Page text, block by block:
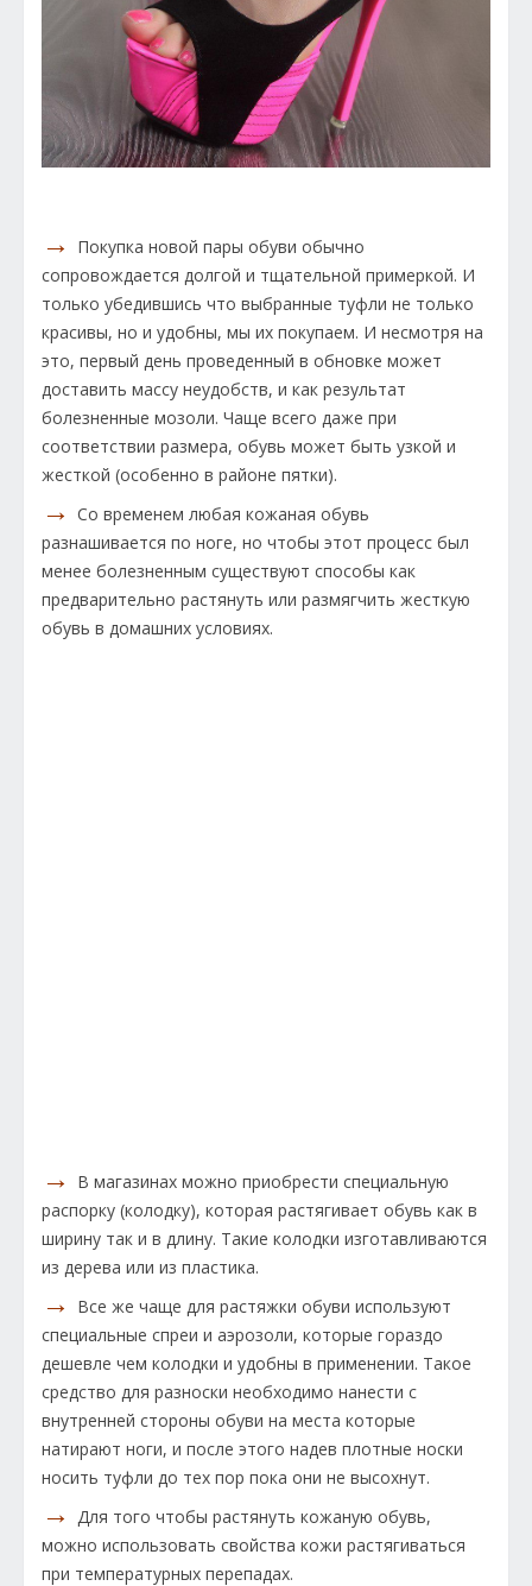
→
Покупка новой пары обуви обычно
сопровождается долгой и тщательной примеркой. И
только убедившись что выбранные туфли не только
красивы, но и удобны, мы их покупаем. И несмотря на
это, первый день проведенный в обновке может
доставить массу неудобств, и как результат
болезненные мозоли. Чаще всего даже при
соответствии размера, обувь может быть узкой и
жесткой (особенно в районе пятки).
→ Со временем любая кожаная обувь
разнашивается по ноге, но чтобы этот процесс был
менее болезненным существуют способы как
предварительно растянуть или размягчить жесткую
обувь в домашних условиях.
→
В магазинах можно приобрести специальную
распорку (колодку), которая растягивает обувь как в
ширину так и в длину. Такие колодки изготавливаются
из дерева или из пластика.
→
Все же чаще для растяжки обуви используют
специальные спреи и аэрозоли, которые гораздо
дешевле чем колодки и удобны в применении. Такое
средство для разноски необходимо нанести с
внутренней стороны обуви на места которые
натирают ноги, и после этого надев плотные носки
носить туфли до тех пор пока они не высохнут.
→ Для того чтобы растянуть кожаную обувь,
можно использовать свойства кожи растягиваться
при температурных перепадах.